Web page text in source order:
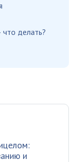
делать?
и